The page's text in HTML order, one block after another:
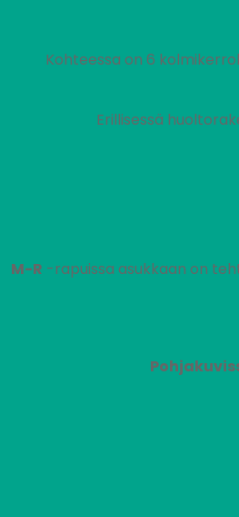
Kohteessa on 6
Erillisessä
M-R -rapuissa asukkaan on